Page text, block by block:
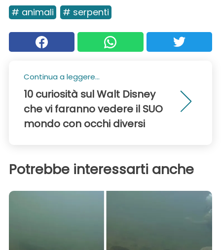
# animali # serpenti
Continua a leggere...
10 curiosità sul Walt Disney
che vi faranno vedere il SUO
mondo con occhi diversi
Potrebbe interessarti anche